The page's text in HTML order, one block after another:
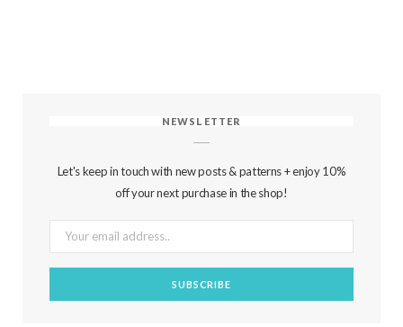
NEWSLETTER
Let's keep in touch with new posts & patterns + enjoy 10%
off your next purchase in the shop!